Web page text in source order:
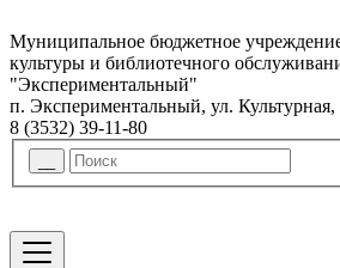
Муниципальное бюджетное
культуры и библиотечного
"Экспериментальный"
п. Экспериментальный, ул. Культурная,
8 (3532) 39-11-80